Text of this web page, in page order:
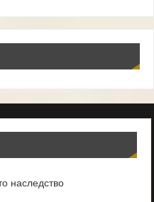
наследство